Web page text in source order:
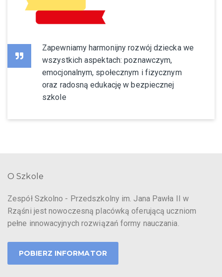
Zapewniamy harmonijny rozwój dziecka we
wszystkich aspektach: poznawczym,
emocjonalnym, społecznym i fizycznym
oraz radosną edukację w bezpiecznej
szkole
O Szkole
Zespół Szkolno - Przedszkolny im. Jana Pawła II w
Rząśni jest nowoczesną placówką oferującą uczniom
pełne innowacyjnych rozwiązań formy nauczania.
POBIERZ INFORMATOR